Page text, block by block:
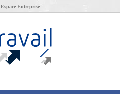
Espace Entreprise